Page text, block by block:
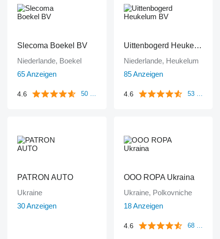
Slecoma Boekel BV
Niederlande, Boekel
65 Anzeigen
4.6 50 Bewertungen
Uittenbogerd Heukelum BV
Niederlande, Heukelum
85 Anzeigen
4.6 53 Bewertungen
PATRON AUTO
Ukraine
30 Anzeigen
OOO ROPA Ukraina
Ukraine, Polkovniche
18 Anzeigen
4.6 68 Bewertungen